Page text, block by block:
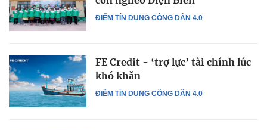
ĐIỂM TÍN DỤNG CÔNG DÂN 4.0
ĐIỂM TÍN DỤNG CÔNG DÂN 4.0
FE Credit - ‘trợ lực’ tài chính lúc
khó khăn